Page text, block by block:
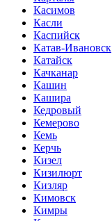
Касимов
Касли
Каспийск
Катав-Ивановск
Катайск
Качканар
Кашин
Кашира
Кедровый
Кемерово
Кемь
Керчь
Кизел
Кизилюрт
Кизляр
Кимовск
Кимры